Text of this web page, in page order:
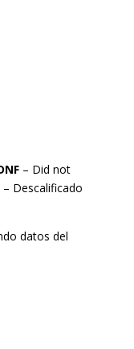
– Did not
Descalificado
datos del